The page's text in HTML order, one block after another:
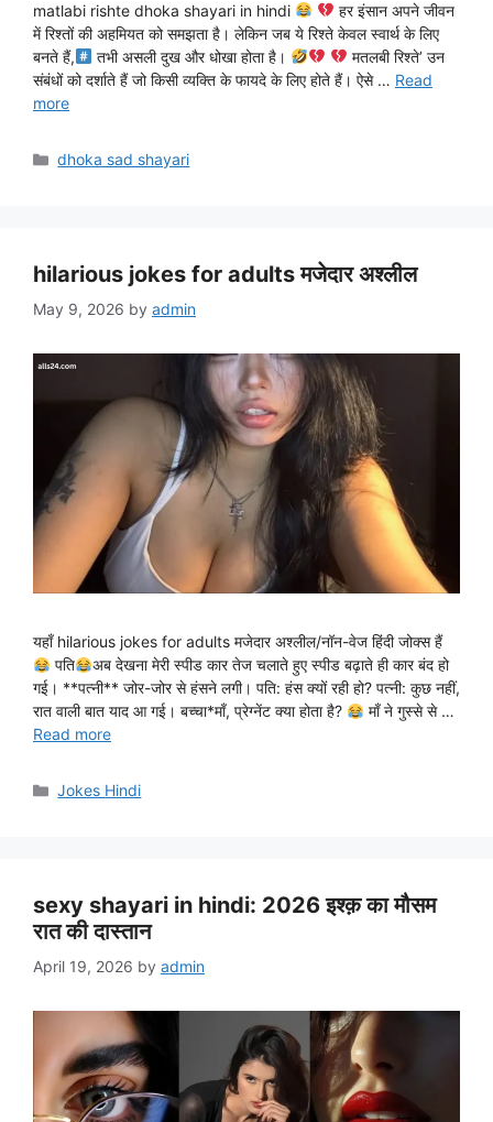
matlabi rishte dhoka shayari in hindi
हर इंसान अपने जीवन
में रिश्तों की अहमियत को समझता है। लेकिन जब ये रिश्ते केवल स्वार्थ के लिए
बनते हैं,
तभी असली दुख और धोखा होता है।
मतलबी रिश्ते’ उन
संबंधों को दर्शाते हैं जो किसी व्यक्ति के फायदे के लिए होते हैं। ऐसे … Read
more
Categories
dhoka sad shayari
hilarious jokes for adults मजेदार अश्लील
May 9, 2026 by admin
यहाँ hilarious jokes for adults मजेदार अश्लील/नॉन-वेज हिंदी जोक्स हैं
पति
अब देखना मेरी स्पीड कार तेज चलाते हुए स्पीड बढ़ाते ही कार बंद हो
गई। **पत्नी** जोर-जोर से हंसने लगी। पति: हंस क्यों रही हो? पत्नी: कुछ नहीं,
रात वाली बात याद आ गई। बच्चा*माँ, प्रेग्नेंट क्या होता है?
माँ ने गुस्से से …
Read more
Categories
Jokes Hindi
sexy shayari in hindi: 2026 इश्क़ का मौसम
रात की दास्तान
April 19, 2026 by admin